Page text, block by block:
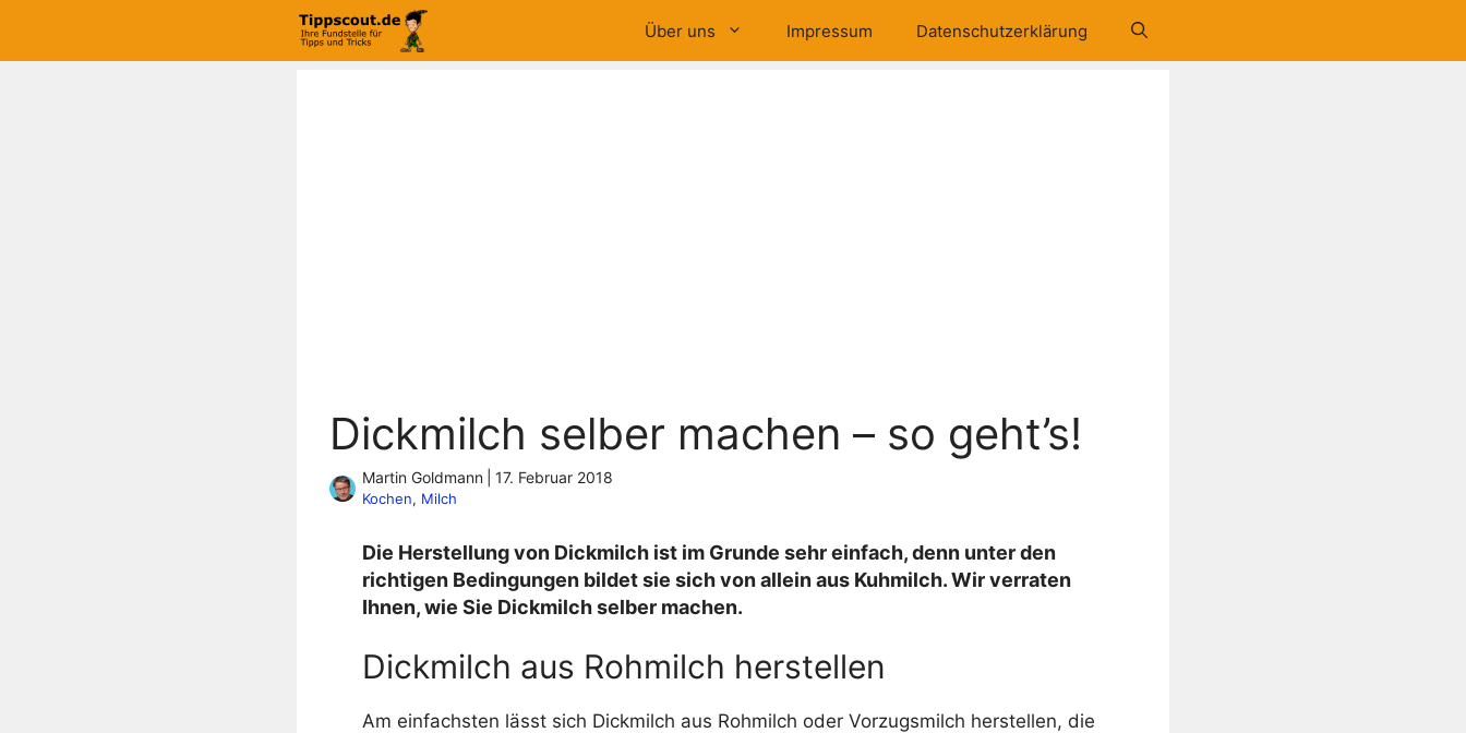
springen
Über uns Impressum Datenschutzerklärung
Dickmilch selber machen – so geht’s!
Martin Goldmann 17. Februar 2018
Kochen, Milch
Die Herstellung von Dickmilch ist im Grunde sehr einfach, denn unter den
richtigen Bedingungen bildet sie sich von allein aus Kuhmilch. Wir verraten
Ihnen, wie Sie Dickmilch selber machen.
Dickmilch aus Rohmilch herstellen
Am einfachsten lässt sich Dickmilch aus Rohmilch oder Vorzugsmilch herstellen, die